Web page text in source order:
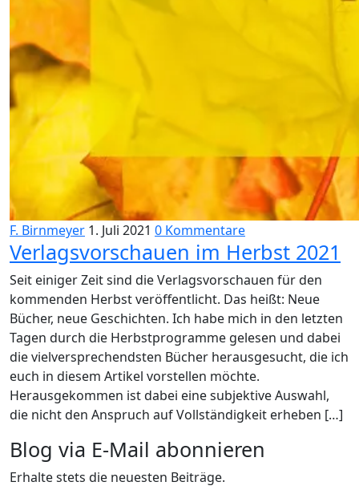
F. Birnmeyer 1. Juli 2021 0 Kommentare
Verlagsvorschauen im Herbst 2021
Seit einiger Zeit sind die Verlagsvorschauen für den
kommenden Herbst veröffentlicht. Das heißt: Neue
Bücher, neue Geschichten. Ich habe mich in den letzten
Tagen durch die Herbstprogramme gelesen und dabei
die vielversprechendsten Bücher herausgesucht, die ich
euch in diesem Artikel vorstellen möchte.
Herausgekommen ist dabei eine subjektive Auswahl,
die nicht den Anspruch auf Vollständigkeit erheben […]
Blog via E-Mail abonnieren
Erhalte stets die neuesten Beiträge.